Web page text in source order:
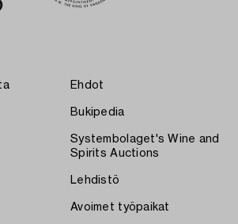
Ehdot
Bukipedia
Systembolaget's Wine and
Spirits Auctions
Lehdistö
Avoimet työpaikat